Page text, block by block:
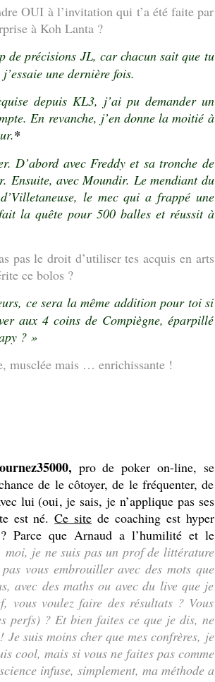
OUI à l’invitation qui t’a été faite par
à Koh Lanta ?
de précisions JL, car chacun sait que tu
une dernière fois.
depuis KL3, j’ai pu demander un
En revanche, j’en donne la moitié à
*
D’abord avec Freddy et sa tronche de
Ensuite, avec Moundir. Le mendiant du
le mec qui a frappé une
la quête pour 500 balles et réussit à
pas le droit d’utiliser tes acquis en arts
ce bolos ?
ce sera la même addition pour toi si
aux 4 coins de Compiègne, éparpillé
? »
musclée mais … enrichissante !
pro de poker on-line, se
de le côtoyer, de le fréquenter, de
lui (oui, je sais, je n’applique pas ses
est né.Ce site de coaching est hyper
Parce que Arnaud a l’humilité et le
moi, je ne suis pas un prof de littérature
vous embrouiller avec des mots que
avec des maths ou avec du live que je
voulez faire des résultats ? Vous
perfs) ? Et bien faites ce que je dis, ne
Je suis moins cher que mes confrères, je
cool, mais si vous ne faites pas comme
infuse, simplement, ma méthode a